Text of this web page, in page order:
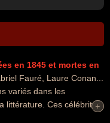
en 1845 et mortes en
Fauré, Laure Conan...
variés dans les
littérature. Ces célébrités
+
+